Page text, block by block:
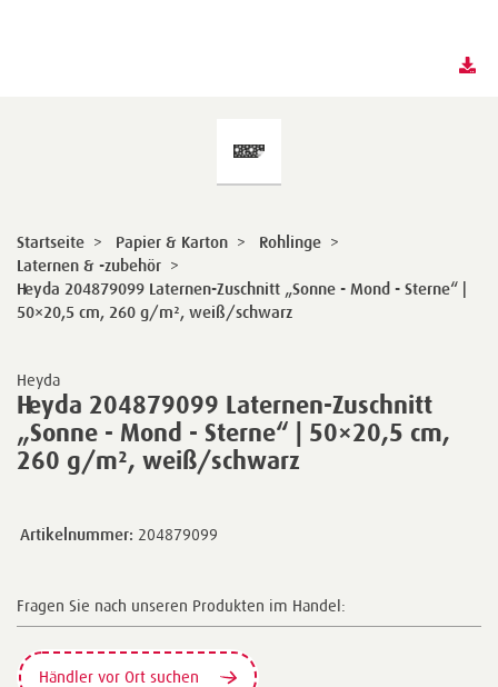
Heyda
Heyda 204879099 Laternen-Zuschnitt
„Sonne - Mond - Sterne“ | 50×20,5 cm,
260 g/m², weiß/schwarz
Startseite > Papier & Karton > Rohlinge >
Laternen & -zubehör >
Heyda 204879099 Laternen-Zuschnitt „Sonne - Mond - Sterne“ |
50×20,5 cm, 260 g/m², weiß/schwarz
Artikelnummer: 204879099
Fragen Sie nach unseren Produkten im Handel:
Händler vor Ort suchen